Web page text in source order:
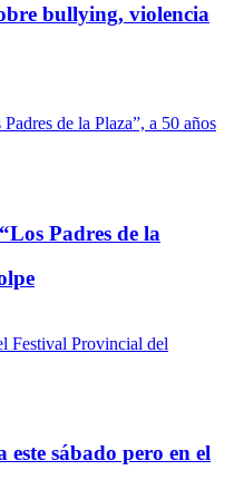
bullying, violencia
Padres de la
este sábado pero en el